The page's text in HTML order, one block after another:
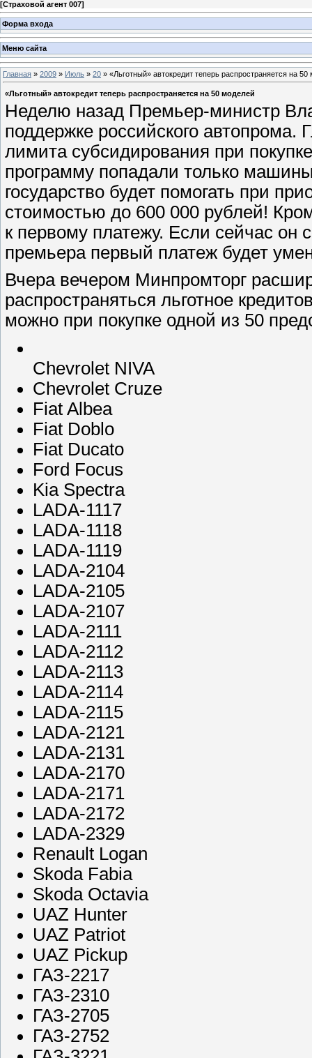
[Страховой агент 007]
Форма входа
Меню сайта
Главная » 2009 » Июль » 20 » «Льготный» автокредит теперь распространяется на 50
«Льготный» автокредит теперь распространяется на 50 моделей
Неделю назад Премьер-министр
поддержке российского автопрома.
лимита субсидирования при
программу попадали только
государство будет помогать при
стоимостью до 600 000 рублей!
к первому платежу. Если сейчас он
премьера первый платеж будет
Вчера вечером Минпромторг
распространяться льготное
можно при покупке одной из 50
Chevrolet NIVA
Chevrolet Cruze
Fiat Albea
Fiat Doblo
Fiat Ducato
Ford Focus
Kia Spectra
LADA-1117
LADA-1118
LADA-1119
LADA-2104
LADA-2105
LADA-2107
LADA-2111
LADA-2112
LADA-2113
LADA-2114
LADA-2115
LADA-2121
LADA-2131
LADA-2170
LADA-2171
LADA-2172
LADA-2329
Renault Logan
Skoda Fabia
Skoda Octavia
UAZ Hunter
UAZ Patriot
UAZ Pickup
ГАЗ-2217
ГАЗ-2310
ГАЗ-2705
ГАЗ-2752